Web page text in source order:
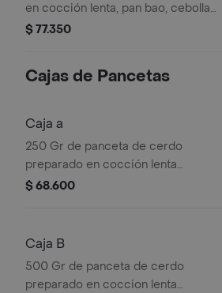
en cocción lenta, pan bao, cebolla
encurtida, zanahoria, cilantro y Coca-
$ 77.350
Cajas de Pancetas
Caja a
250 Gr de panceta de cerdo
preparado en cocción lenta
acompañada con pan bao, cebolla
$ 68.600
Caja B
500 Gr de panceta de cerdo
preparado en coccion lenta